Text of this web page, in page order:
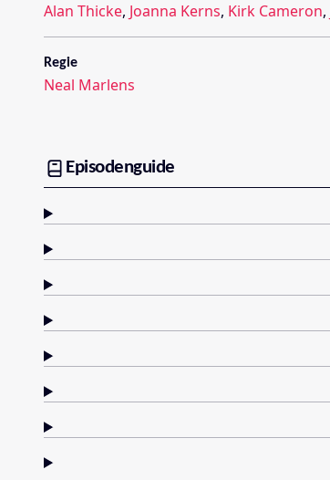
Alan Thicke, Joanna Kerns, Kirk Cameron,
Regie
Neal Marlens
Episodenguide